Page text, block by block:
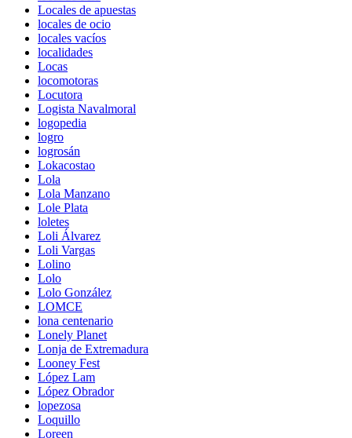
Locales de apuestas
locales de ocio
locales vacíos
localidades
Locas
locomotoras
Locutora
Logista Navalmoral
logopedia
logro
logrosán
Lokacostao
Lola
Lola Manzano
Lole Plata
loletes
Loli Álvarez
Loli Vargas
Lolino
Lolo
Lolo González
LOMCE
lona centenario
Lonely Planet
Lonja de Extremadura
Looney Fest
López Lam
López Obrador
lopezosa
Loquillo
Loreen